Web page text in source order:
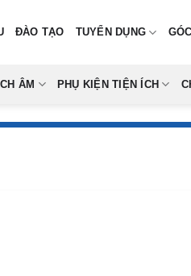
ĐÀO TẠO TUYỂN DỤNG
ÂM PHỤ KIỆN TIỆN ÍCH